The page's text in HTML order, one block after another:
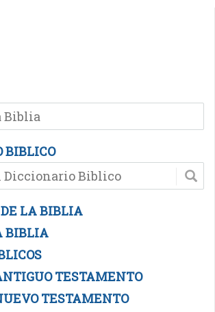
BIBLICO
LA BIBLIA
BIBLIA
TESTAMENTO
TESTAMENTO